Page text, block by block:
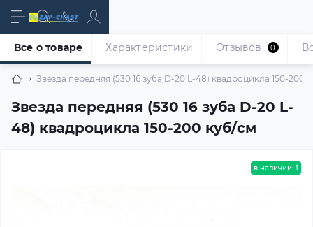
Звезда передняя (530 16 зуба D-20 L-48) квадроцикла 150-200
Звезда передняя (530 16 зуба D-20 L-
48) квадроцикла 150-200 куб/см
Все о товаре Характеристики Отзывов 0
в наличии: 1